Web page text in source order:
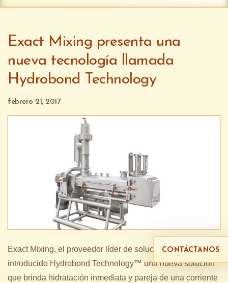
Exact Mixing presenta una
nueva tecnología llamada
Hydrobond Technology
febrero 21, 2017
Exact Mixing, el proveedor líder de soluciones, ha
introducido Hydrobond Technology™ una nueva solución
que brinda hidratación inmediata y pareja de una corriente
CONTÁCTANOS